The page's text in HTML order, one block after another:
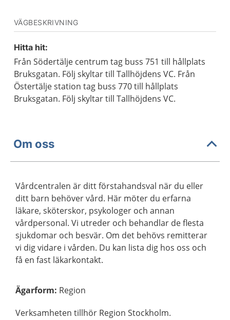
VÄGBESKRIVNING
Hitta hit:
Från Södertälje centrum tag buss 751 till hållplats
Bruksgatan. Följ skyltar till Tallhöjdens VC. Från
Östertälje station tag buss 770 till hållplats
Bruksgatan. Följ skyltar till Tallhöjdens VC.
Om oss
Vårdcentralen är ditt förstahandsval när du eller
ditt barn behöver vård. Här möter du erfarna
läkare, sköterskor, psykologer och annan
vårdpersonal. Vi utreder och behandlar de flesta
sjukdomar och besvär. Om det behövs remitterar
vi dig vidare i vården. Du kan lista dig hos oss och
få en fast läkarkontakt.
Ägarform: Region
Verksamheten tillhör Region Stockholm.